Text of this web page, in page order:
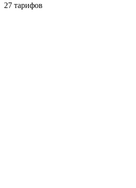
27 тарифов